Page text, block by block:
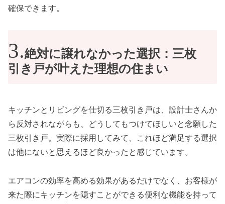
確保できます。
絶対に譲れなかった選択：三枚
引き戸が叶えた理想の住まい
キッチンとリビングを仕切る三枚引き戸は、設計士さんか
ら反対されながらも、どうしてもつけてほしいと念願した
三枚引き戸。実際に採用してみて、これほど満足する選択
は他にないと思えるほど良かったと感じています。
エアコンの効率を高める効果があるだけでなく、お客様が
来た際にキッチンを隠すことができる便利な機能を持って